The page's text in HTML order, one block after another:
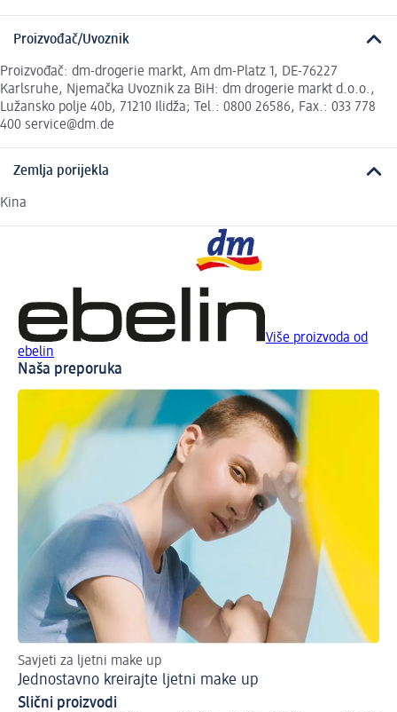
Proizvođač/Uvoznik
Proizvođač: dm-drogerie markt, Am dm-Platz 1, DE-76227
Karlsruhe, Njemačka Uvoznik za BiH: dm drogerie markt d.o.o.,
Lužansko polje 40b, 71210 Ilidža; Tel.: 0800 26586, Fax.: 033 778
400 service@dm.de
Zemlja porijekla
Kina
Više proizvoda od
ebelin
Naša preporuka
Savjeti za ljetni make up
Jednostavno kreirajte ljetni make up
Slični proizvodi